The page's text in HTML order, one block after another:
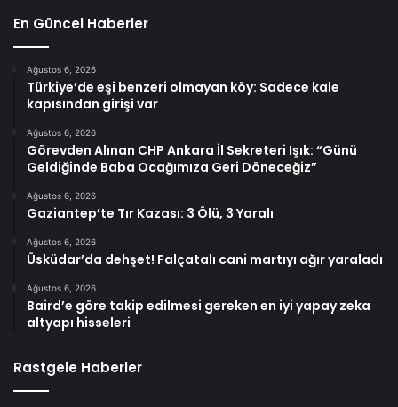
En Güncel Haberler
Ağustos 6, 2026
Türkiye’de eşi benzeri olmayan köy: Sadece kale
kapısından girişi var
Ağustos 6, 2026
Görevden Alınan CHP Ankara İl Sekreteri Işık: “Günü
Geldiğinde Baba Ocağımıza Geri Döneceğiz”
Ağustos 6, 2026
Gaziantep’te Tır Kazası: 3 Ölü, 3 Yaralı
Ağustos 6, 2026
Üsküdar’da dehşet! Falçatalı cani martıyı ağır yaraladı
Ağustos 6, 2026
Baird’e göre takip edilmesi gereken en iyi yapay zeka
altyapı hisseleri
Rastgele Haberler